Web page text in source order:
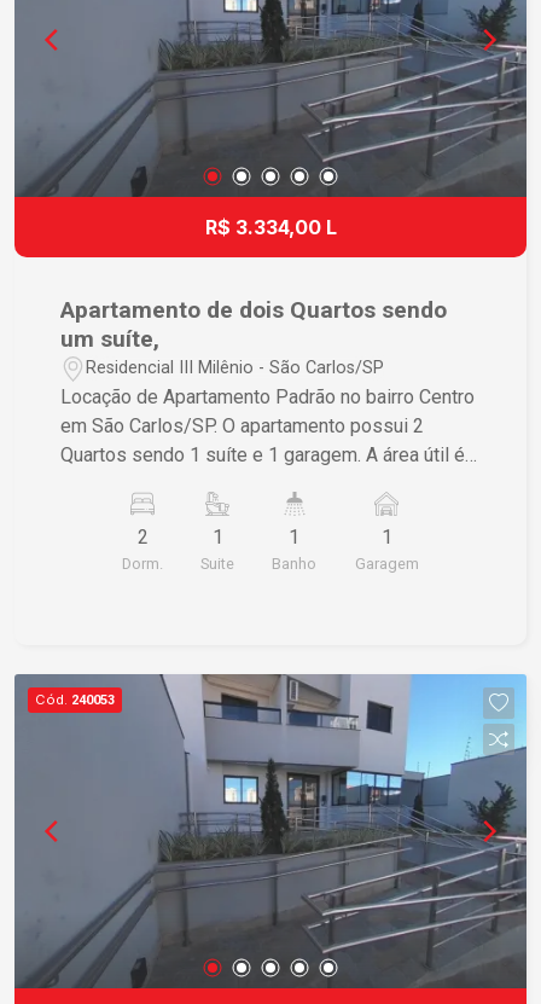
R$ 3.334,00 L
Apartamento de dois Quartos sendo
um suíte,
Residencial III Milênio - São Carlos/SP
Locação de Apartamento Padrão no bairro Centro
em São Carlos/SP. O apartamento possui 2
Quartos sendo 1 suíte e 1 garagem. A área útil é
Se estiver interessado, entre em contato para
mais informações.
2
Dorm.
1
Suite
1
Banho
1
Garagem
Cód. 240053